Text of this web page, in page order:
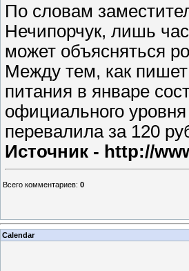
По словам
Нечипорчук, лишь
может объясняться
Между тем, как пишет
питания в январе
официального
перевалила за 120
Источник - http://
Всего комментариев: 0
Calendar